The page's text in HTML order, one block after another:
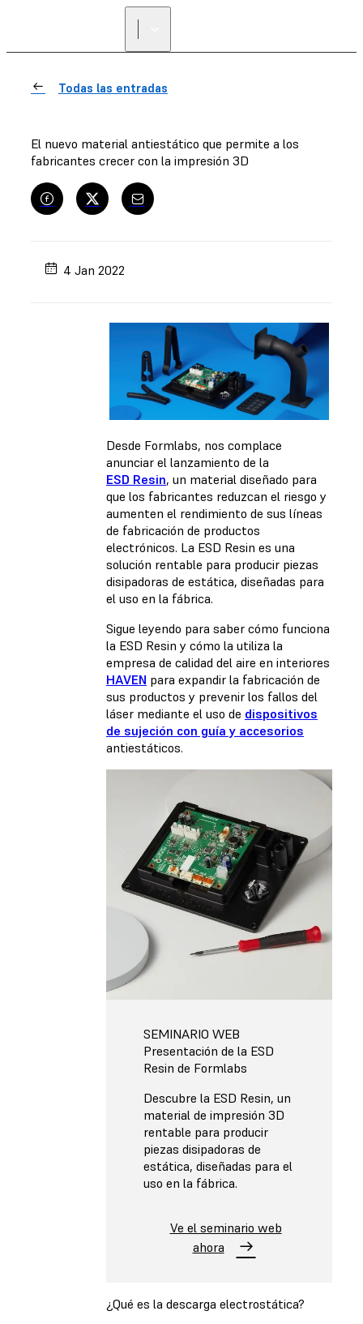
Todas las entradas
El nuevo material antiestático que permite a los
fabricantes crecer con la impresión 3D
4 Jan 2022
Desde Formlabs, nos complace
anunciar el lanzamiento de la
ESD Resin, un material diseñado para
que los fabricantes reduzcan el riesgo y
aumenten el rendimiento de sus líneas
de fabricación de productos
electrónicos. La ESD Resin es una
solución rentable para producir piezas
disipadoras de estática, diseñadas para
el uso en la fábrica.
Sigue leyendo para saber cómo funciona
la ESD Resin y cómo la utiliza la
empresa de calidad del aire en interiores
HAVEN para expandir la fabricación de
sus productos y prevenir los fallos del
láser mediante el uso de dispositivos
de sujeción con guía y accesorios
antiestáticos.
SEMINARIO WEB
Presentación de la ESD
Resin de Formlabs
Descubre la ESD Resin, un
material de impresión 3D
rentable para producir
piezas disipadoras de
estática, diseñadas para el
uso en la fábrica.
Ve el seminario web
ahora
¿Qué es la descarga electrostática?